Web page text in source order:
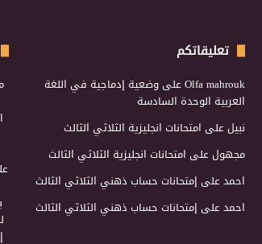
تعليقاتكم
Olfa mahroukعلىوضعية إدماجية في اللغة
العربية الوحدة السادسة
نبيلعلى امتحانات انجليزية الثلاثي الثالث
مجهولعلى امتحانات انجليزية الثلاثي الثالث
احمدعلى إمتحانات حساب ذهني الثلاثي الثالث
احمدعلى إمتحانات حساب ذهني الثلاثي الثالث